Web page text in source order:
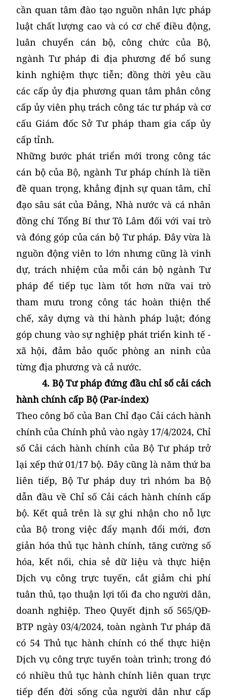
cần quan tâm đào tạo nguồn nhân lực pháp
luật chất lượng cao và có cơ chế điều động,
luân chuyển cán bộ, công chức của Bộ,
ngành Tư pháp đi địa phương để bổ sung
kinh nghiệm thực tiễn; đồng thời yêu cầu
các cấp ủy địa phương quan tâm phân công
cấp ủy viên phụ trách công tác tư pháp và cơ
cấu Giám đốc Sở Tư pháp tham gia cấp ủy
cấp tỉnh.
Những bước phát triển mới trong công tác
cán bộ của Bộ, ngành Tư pháp chính là tiền
đề quan trọng, khẳng định sự quan tâm, chỉ
đạo sâu sát của Đảng, Nhà nước và cá nhân
đồng chí Tổng Bí thư Tô Lâm đối với vai trò
và đóng góp của cán bộ Tư pháp. Đây vừa là
nguồn động viên to lớn nhưng cũng là vinh
dự, trách nhiệm của mỗi cán bộ ngành Tư
pháp để tiếp tục làm tốt hơn nữa vai trò
tham mưu trong công tác hoàn thiện thể
chế, xây dựng và thi hành pháp luật; đóng
góp chung vào sự nghiệp phát triển kinh tế -
xã hội, đảm bảo quốc phòng an ninh của
từng địa phương và cả nước.
4. Bộ Tư pháp đứng đầu chỉ số cải cách
hành chính cấp Bộ(Par-index)
Theo công bố của Ban Chỉ đạo Cải cách hành
chính của Chính phủ vào ngày 17/4/2024, Chỉ
số Cải cách hành chính của Bộ Tư pháp trở
lại xếp thứ 01/17 bộ. Đây cũng là năm thứ ba
liên tiếp, Bộ Tư pháp duy trì nhóm ba Bộ
dẫn đầu về Chỉ số Cải cách hành chính cấp
bộ. Kết quả trên là sự ghi nhận cho nỗ lực
của Bộ trong việc đẩy mạnh đổi mới, đơn
giản hóa thủ tục hành chính, tăng cường số
hóa, kết nối, chia sẻ dữ liệu và thực hiện
Dịch vụ công trực tuyến, cắt giảm chi phí
tuân thủ, tạo thuận lợi tối đa cho người dân,
doanh nghiệp. Theo Quyết định số 565/QĐ-
BTP ngày 03/4/2024, toàn ngành Tư pháp đã
có 54 Thủ tục hành chính có thể thực hiện
Dịch vụ công trực tuyến toàn trình; trong đó
có nhiều thủ tục hành chính liên quan trực
tiếp đến đời sống của người dân như cấp